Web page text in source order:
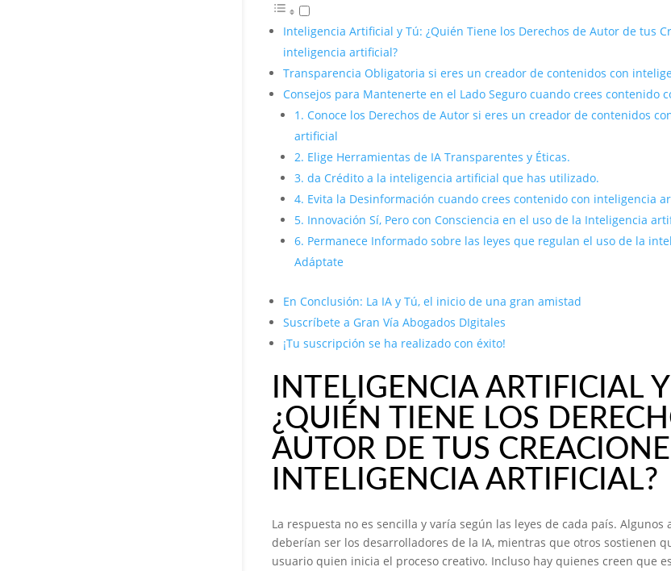
Inteligencia Artificial y Tú: ¿Quién Tiene los Derechos de Autor de tus
inteligencia artificial?
Transparencia Obligatoria si eres un creador de contenidos con
Consejos para Mantenerte en el Lado Seguro cuando crees contenido
1. Conoce los Derechos de Autor si eres un creador de contenidos
artificial
2. Elige Herramientas de IA Transparentes y Éticas.
3. da Crédito a la inteligencia artificial que has utilizado.
4. Evita la Desinformación cuando crees contenido con inteligencia
5. Innovación Sí, Pero con Consciencia en el uso de la Inteligencia
6. Permanece Informado sobre las leyes que regulan el uso de la
Adáptate
En Conclusión: La IA y Tú, el inicio de una gran amistad
Suscríbete a Gran Vía Abogados DIgitales
¡Tu suscripción se ha realizado con éxito!
INTELIGENCIA ARTIFICIAL
¿QUIÉN TIENE LOS
AUTOR DE TUS
INTELIGENCIA ARTIFICIAL?
La respuesta no es sencilla y varía según las leyes de cada país. Algunos
deberían ser los desarrolladores de la IA, mientras que otros sostienen
usuario quien inicia el proceso creativo. Incluso hay quienes creen que